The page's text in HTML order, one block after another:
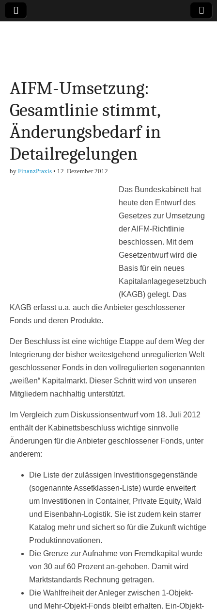
Finanzen,
Marketing-, Vertrieb-
& Investment-Tipps
AIFM-Umsetzung:
Gesamtlinie stimmt,
Änderungsbedarf in
Detailregelungen
by FinanzPraxis • 12. Dezember 2012
Das Bundeskabinett hat
heute den Entwurf des
Gesetzes zur Umsetzung
der AIFM-Richtlinie
beschlossen. Mit dem
Gesetzentwurf wird die
Basis für ein neues
Kapitalanlagegesetzbuch
(KAGB) gelegt. Das
KAGB erfasst u.a. auch die Anbieter geschlossener
Fonds und deren Produkte.
Der Beschluss ist eine wichtige Etappe auf dem Weg der
Integrierung der bisher weitestgehend unregulierten Welt
geschlossener Fonds in den vollregulierten sogenannten
„weißen“ Kapitalmarkt. Dieser Schritt wird von unseren
Mitgliedern nachhaltig unterstützt.
Im Vergleich zum Diskussionsentwurf vom 18. Juli 2012
enthält der Kabinettsbeschluss wichtige sinnvolle
Änderungen für die Anbieter geschlossener Fonds, unter
anderem:
Die Liste der zulässigen Investitionsgegenstände
(sogenannte Assetklassen-Liste) wurde erweitert
um Investitionen in Container, Private Equity, Wald
und Eisenbahn-Logistik. Sie ist zudem kein starrer
Katalog mehr und sichert so für die Zukunft wichtige
Produktinnovationen.
Die Grenze zur Aufnahme von Fremdkapital wurde
von 30 auf 60 Prozent an-gehoben. Damit wird
Marktstandards Rechnung getragen.
Die Wahlfreiheit der Anleger zwischen 1-Objekt-
und Mehr-Objekt-Fonds bleibt erhalten. Ein-Objekt-